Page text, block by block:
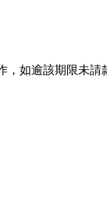
如逾該期限未請